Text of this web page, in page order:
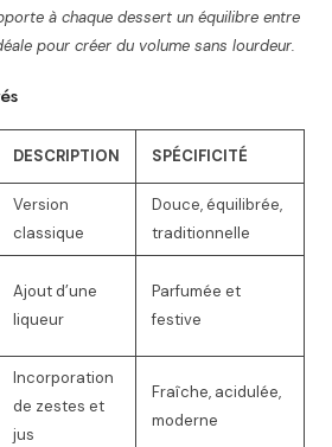
à chaque dessert un équilibre entre
pour créer du volume sans lourdeur.
DESCRIPTION SPÉCIFICITÉ
Version
classique
Douce, équilibrée,
traditionnelle
Ajout d’une
liqueur
Parfumée et
festive
Incorporation
de zestes et
jus
Fraîche, acidulée,
moderne